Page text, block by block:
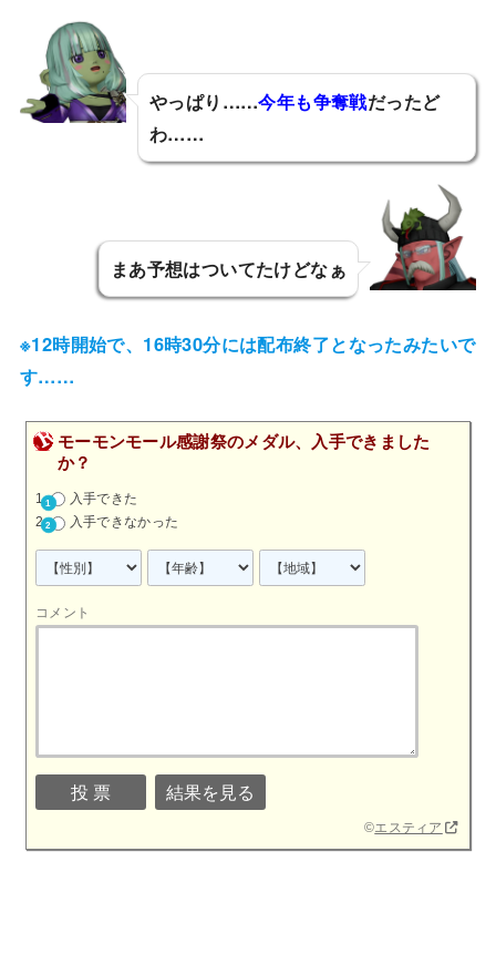
やっぱり……今年も争奪戦だったど
わ……
まあ予想はついてたけどなぁ
※12時開始で、16時30分には配布終了となったみたいで
す……
モーモンモール感謝祭のメダル、入手できました
か？
入手できた
入手できなかった
コメント
©エスティア